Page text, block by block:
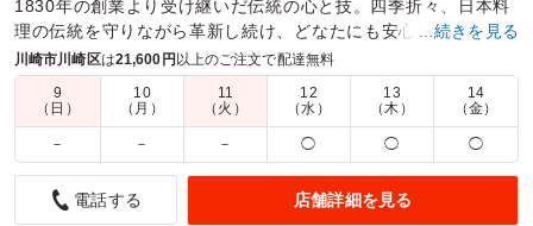
1830年の創業より受け継いだ伝統の心と技。四季折々、日本料
理の伝統を守りながら革新し続け、どなたにも安心して喜んで
いただけるなだ万の味を、お弁当でお届けします。
商品数： 締切日時： 3日前11:00 価格帯：
1,404円～4,158円
配達時間：
9:00～18:00
しっかりとお出汁のしみ込んだ里芋はおいしい。
4.5
…続きを見る
川崎市川崎区は21,600円以上のご注文で配達無料
9
（日）
10
（月）
11
（火）
12
（水）
13
（木）
14
（金）
－ － － ◯ ◯ ◯
電話する 店舗詳細を見る